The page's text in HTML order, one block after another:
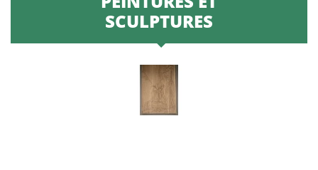
SCULPTURES